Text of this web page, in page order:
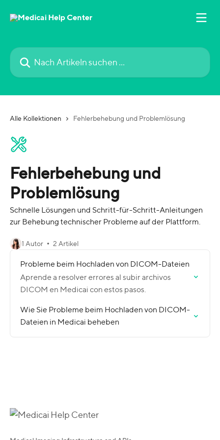
Nach Artikeln suchen …
Alle Kollektionen Fehlerbehebung und Problemlösung
Fehlerbehebung und
Problemlösung
Schnelle Lösungen und Schritt-für-Schritt-Anleitungen
zur Behebung technischer Probleme auf der Plattform.
1 Autor 2 Artikel
Probleme beim Hochladen von DICOM-Dateien
Aprende a resolver errores al subir archivos
DICOM en Medicai con estos pasos.
Wie Sie Probleme beim Hochladen von DICOM-
Dateien in Medicai beheben